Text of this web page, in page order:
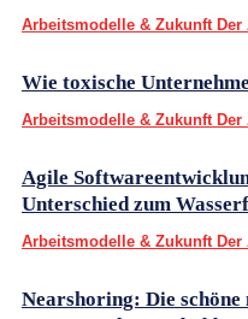
Arbeitsmodelle & Zukunft Der
Wie toxische
Arbeitsmodelle & Zukunft Der
Agile
Unterschied zum
Arbeitsmodelle & Zukunft Der
Nearshoring: Die